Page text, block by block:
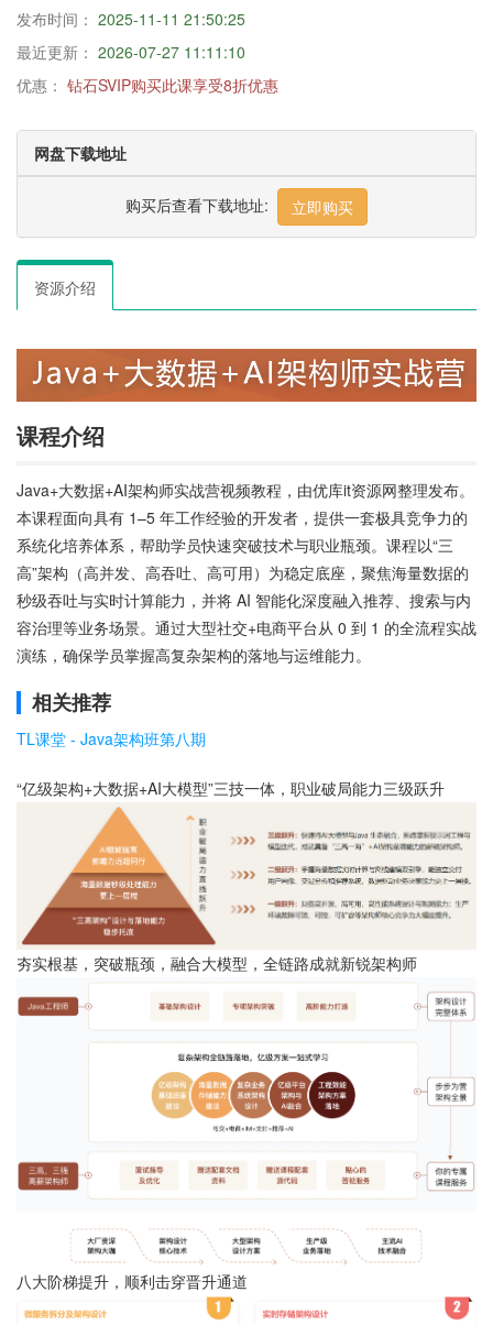
发布时间： 2025-11-11 21:50:25
最近更新： 2026-07-27 11:11:10
优惠： 钻石SVIP购买此课享受8折优惠
网盘下载地址
购买后查看下载地址: 立即购买
资源介绍
课程介绍
Java+大数据+AI架构师实战营视频教程，由优库it资源网整理发布。
本课程面向具有 1–5 年工作经验的开发者，提供一套极具竞争力的
系统化培养体系，帮助学员快速突破技术与职业瓶颈。课程以“三
高”架构（高并发、高吞吐、高可用）为稳定底座，聚焦海量数据的
秒级吞吐与实时计算能力，并将 AI 智能化深度融入推荐、搜索与内
容治理等业务场景。通过大型社交+电商平台从 0 到 1 的全流程实战
演练，确保学员掌握高复杂架构的落地与运维能力。
相关推荐
TL课堂 - Java架构班第八期
“亿级架构+大数据+AI大模型”三技一体，职业破局能力三级跃升
夯实根基，突破瓶颈，融合大模型，全链路成就新锐架构师
八大阶梯提升，顺利击穿晋升通道